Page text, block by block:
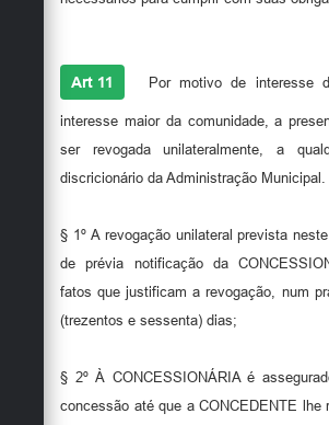
Art 11 Por motivo de interesse
interesse maior da comunidade, a
ser revogada unilateralmente, a
discricionário da Administração Municipal.
§ 1º A revogação unilateral prevista
de prévia notificação da
fatos que justificam a revogação, num
(trezentos e sessenta) dias;
§ 2º À CONCESSIONÁRIA é
concessão até que a CONCEDENTE lhe